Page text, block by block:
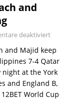
and
deaktiviert
and Majid keep
7-4 Qatar
night at the York
and England B,
World Cup